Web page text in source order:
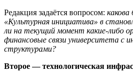
Редакция задаётся вопросом:
«Культурная инициатива» в
ли на текущий момент какие-либо
финансовые связи университета с
структурами?
Второе — технологическая